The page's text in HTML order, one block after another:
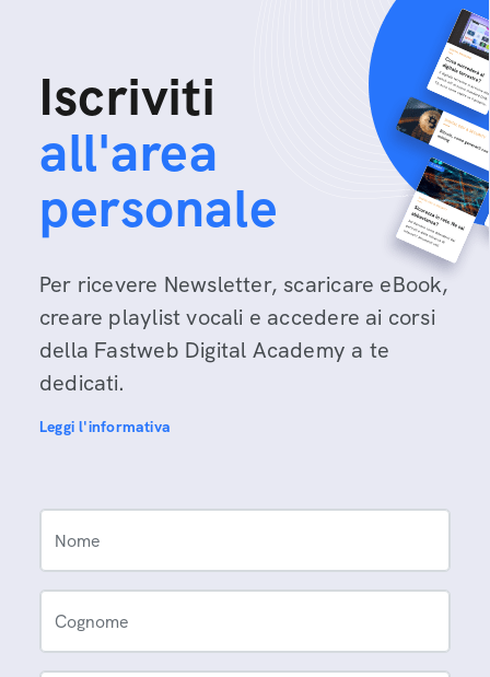
Iscriviti
all'area
personale
Per ricevere Newsletter, scaricare eBook,
creare playlist vocali e accedere ai corsi
della Fastweb Digital Academy a te
dedicati.
Leggi l'informativa
Nome
Cognome